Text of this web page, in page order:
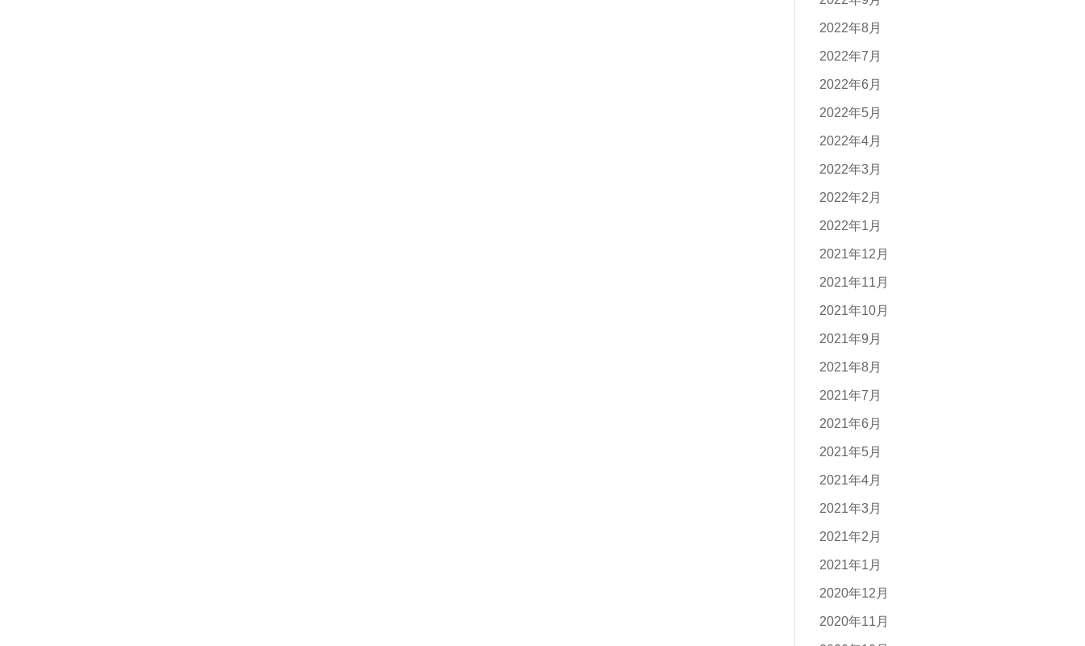
2022年8月
2022年7月
2022年6月
2022年5月
2022年4月
2022年3月
2022年2月
2022年1月
2021年12月
2021年11月
2021年10月
2021年9月
2021年8月
2021年7月
2021年6月
2021年5月
2021年4月
2021年3月
2021年2月
2021年1月
2020年12月
2020年11月